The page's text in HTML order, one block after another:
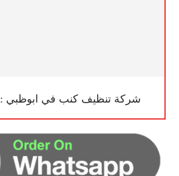
شركة تنظيف كنب في ابوظبي :0551030483